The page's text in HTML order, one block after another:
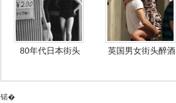
80年代日本街头 英国男女街头醉酒
锘�